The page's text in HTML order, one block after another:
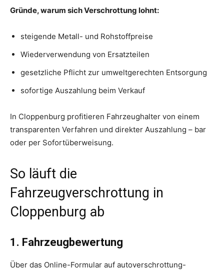
Gründe, warum sich Verschrottung lohnt:
steigende Metall- und Rohstoffpreise
Wiederverwendung von Ersatzteilen
gesetzliche Pflicht zur umweltgerechten Entsorgung
sofortige Auszahlung beim Verkauf
In Cloppenburg profitieren Fahrzeughalter von einem
transparenten Verfahren und direkter Auszahlung – bar
oder per Sofortüberweisung.
So läuft die
Fahrzeugverschrottung in
Cloppenburg ab
1. Fahrzeugbewertung
Über das Online-Formular auf autoverschrottung-